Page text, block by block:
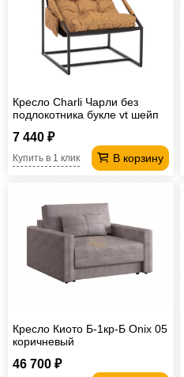
Кресло Charli Чарли без
подлокотника букле vt шейп
7 440 ₽
В корзину
Купить в 1 клик
Кресло Киото Б-1кр-Б Onix 05
коричневый
46 700 ₽